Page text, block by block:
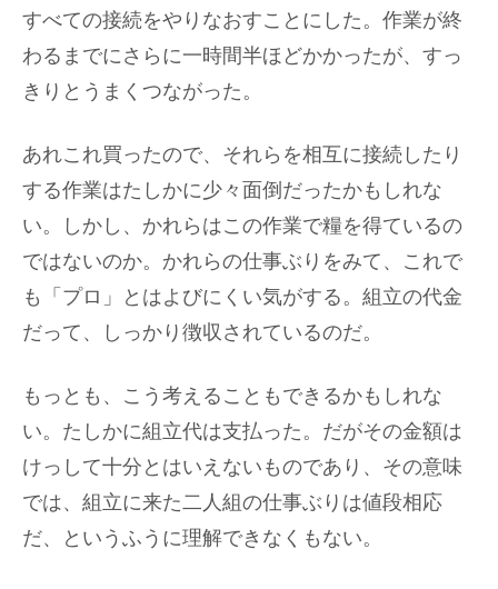
すべての接続をやりなおすことにした。作業が終
わるまでにさらに一時間半ほどかかったが、すっ
きりとうまくつながった。
あれこれ買ったので、それらを相互に接続したり
する作業はたしかに少々面倒だったかもしれな
い。しかし、かれらはこの作業で糧を得ているの
ではないのか。かれらの仕事ぶりをみて、これで
も「プロ」とはよびにくい気がする。組立の代金
だって、しっかり徴収されているのだ。
もっとも、こう考えることもできるかもしれな
い。たしかに組立代は支払った。だがその金額は
けっして十分とはいえないものであり、その意味
では、組立に来た二人組の仕事ぶりは値段相応
だ、というふうに理解できなくもない。